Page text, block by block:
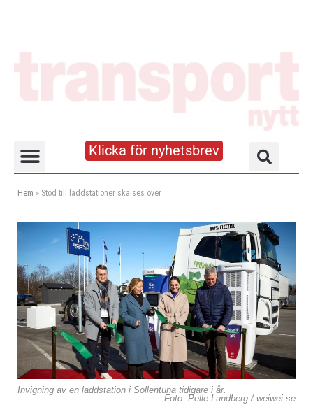
Klicka för nyhetsbrev
Hem » Stöd till laddstationer ska ses över
Invigning av en laddstation i Sollentuna tidigare i år.
Foto: Pelle Lundberg / weiwei.se